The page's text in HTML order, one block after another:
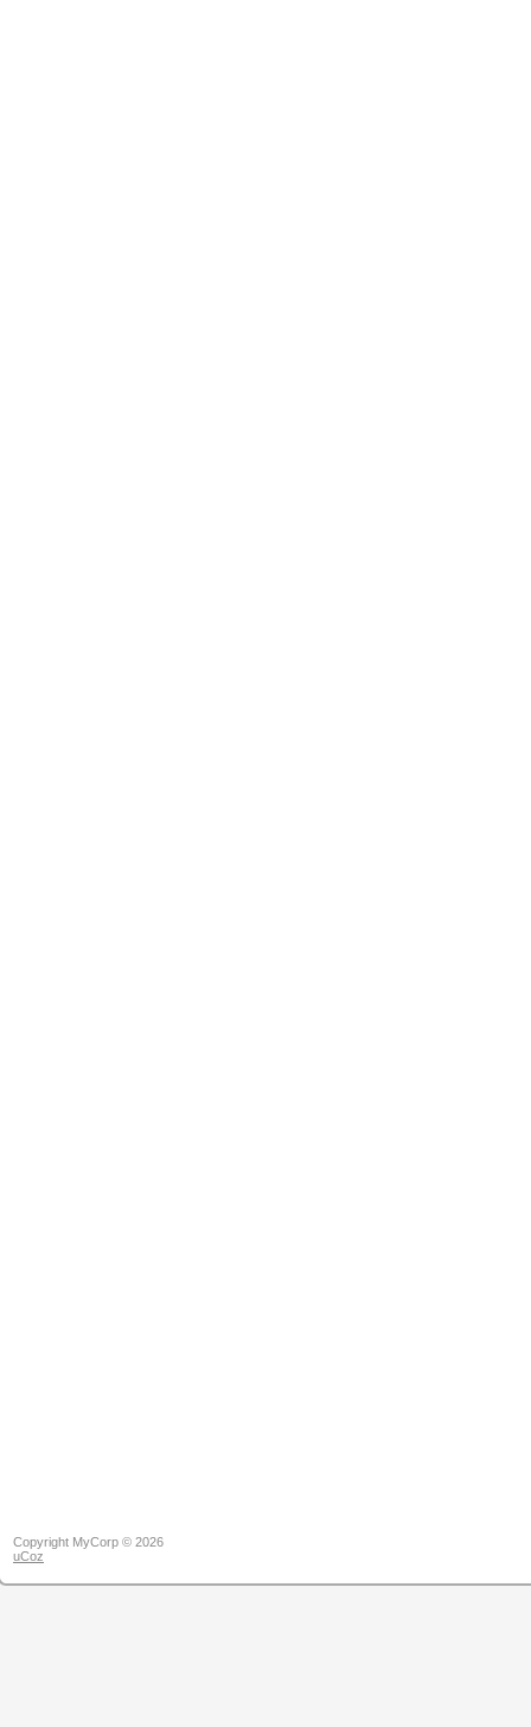
Copyright MyCorp © 2026
uCoz